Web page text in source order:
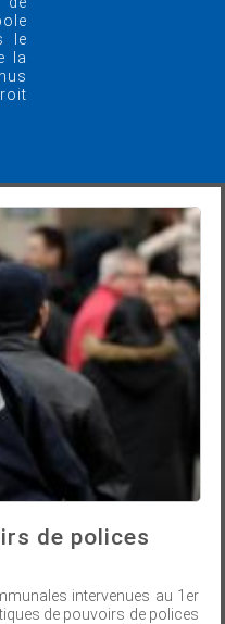
le
la
de polices
intervenues au 1er
de pouvoirs de polices